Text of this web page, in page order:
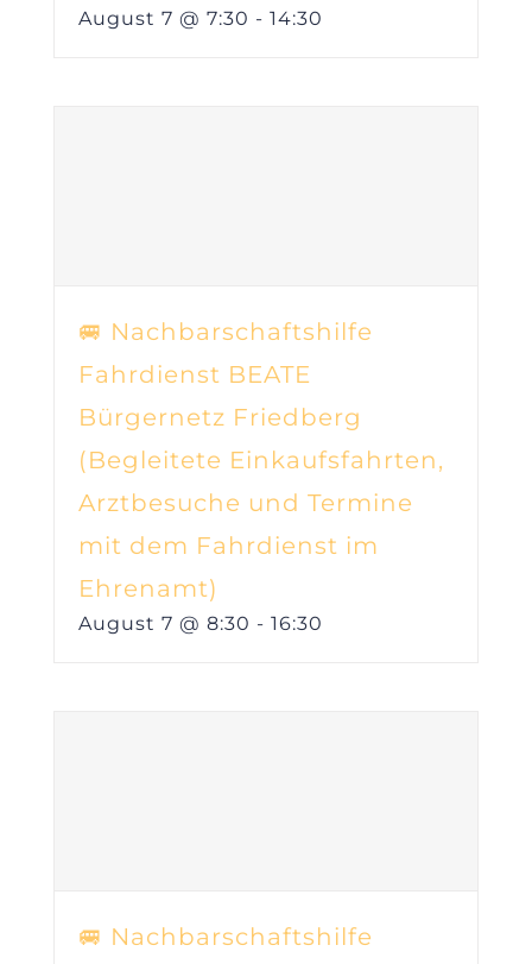
August 7 @ 7:30 - 14:30
🚐 Nachbarschaftshilfe
Fahrdienst BEATE
Bürgernetz Friedberg
(Begleitete Einkaufsfahrten,
Arztbesuche und Termine
mit dem Fahrdienst im
Ehrenamt)
August 7 @ 8:30 - 16:30
🚐 Nachbarschaftshilfe